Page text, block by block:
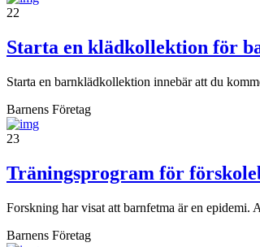
22
Starta en klädkollektion för
Starta en barnklädkollektion innebär att du
Barnens Företag
23
Träningsprogram för
Forskning har visat att barnfetma är en epidemi.
Barnens Företag